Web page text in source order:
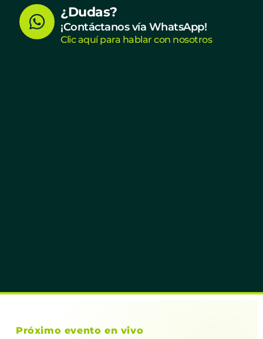
W
h
¿Dudas?
¡Contáctanos vía WhatsApp!
Clic aquí para hablar con nosotros
Próximo evento en vivo